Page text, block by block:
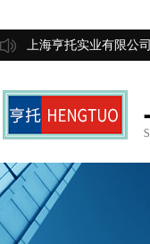
上海亨托实业有限公司